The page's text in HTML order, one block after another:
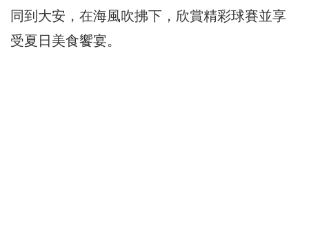
同到大安，在海風吹拂下，欣賞精彩球賽並享
受夏日美食饗宴。